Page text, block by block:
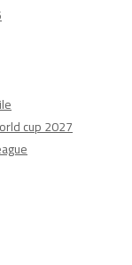
cup 2027